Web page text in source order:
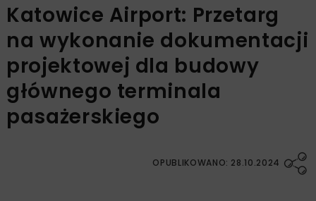
Katowice Airport: Przetarg
na wykonanie dokumentacji
projektowej dla budowy
głównego terminala
pasażerskiego
OPUBLIKOWANO: 28.10.2024